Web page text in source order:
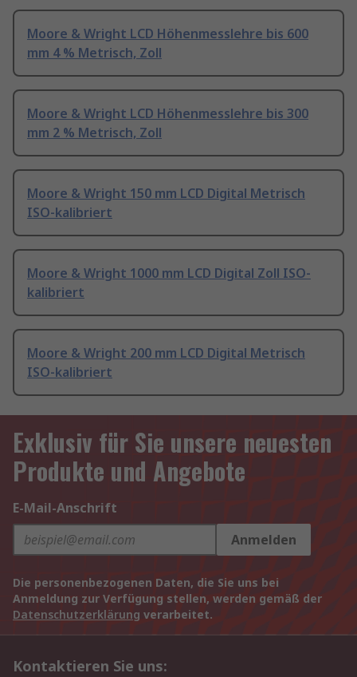
Moore & Wright LCD Höhenmesslehre bis 600
mm 4 % Metrisch, Zoll
Moore & Wright LCD Höhenmesslehre bis 300
mm 2 % Metrisch, Zoll
Moore & Wright 150 mm LCD Digital Metrisch
ISO-kalibriert
Moore & Wright 1000 mm LCD Digital Zoll ISO-
kalibriert
Moore & Wright 200 mm LCD Digital Metrisch
ISO-kalibriert
Exklusiv für Sie unsere neuesten
Produkte und Angebote
E-Mail-Anschrift
Anmelden
Die personenbezogenen Daten, die Sie uns bei
Anmeldung zur Verfügung stellen, werden gemäß der
Datenschutzerklärung verarbeitet.
Kontaktieren Sie uns: